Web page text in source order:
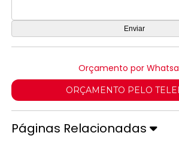
Orçamento por
ORÇAMENTO PELO
Páginas Relacionadas